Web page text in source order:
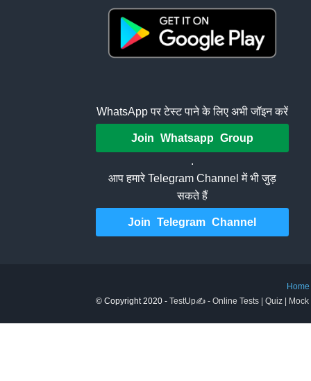
WhatsApp पर टेस्ट पाने के लिए अभी जॉइन करें
Join Whatsapp Group
.
आप हमारे Telegram Channel में भी जुड़
सकते हैं
Join Telegram Channel
Home
© Copyright 2020 - TestUp✍️ - Online Tests | Quiz | Mock